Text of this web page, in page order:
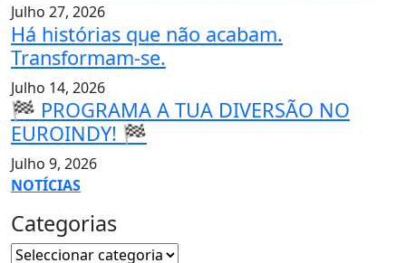
Julho 27, 2026
Há histórias que não acabam.
Transformam-se.
Julho 14, 2026
🏁 PROGRAMA A TUA DIVERSÃO NO
EUROINDY! 🏁
Julho 9, 2026
NOTÍCIAS
Categorias